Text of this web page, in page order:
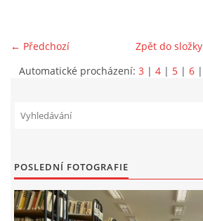
E-KNIHY DO KAŽDÉ KNIHOVNY
FREE WIFI
← Předchozí
Zpět do složky
Automatické procházení: 3 | 4 | 5 | 6 |
POSLEDNÍ FOTOGRAFIE